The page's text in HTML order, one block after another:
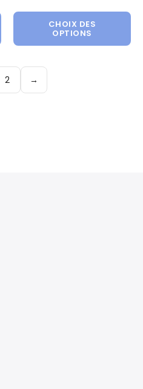
Ce produit a plusieurs
CHOIX DES
OPTIONS
2 →